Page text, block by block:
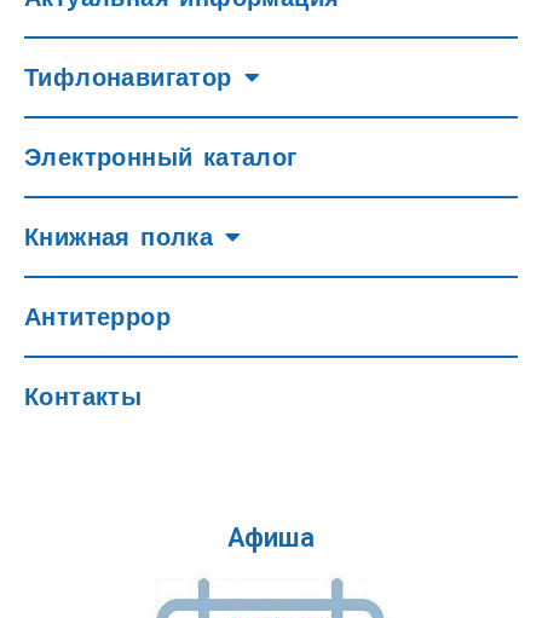
Тифлонавигатор
Электронный каталог
Книжная полка
Антитеррор
Контакты
Афиша